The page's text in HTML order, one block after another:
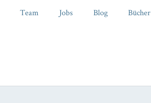
Team Jobs Blog Bücher